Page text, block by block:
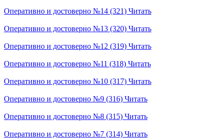
Оперативно и достоверно №14 (321) Читать
Оперативно и достоверно №13 (320) Читать
Оперативно и достоверно №12 (319) Читать
Оперативно и достоверно №11 (318) Читать
Оперативно и достоверно №10 (317) Читать
Оперативно и достоверно №9 (316) Читать
Оперативно и достоверно №8 (315) Читать
Оперативно и достоверно №7 (314) Читать